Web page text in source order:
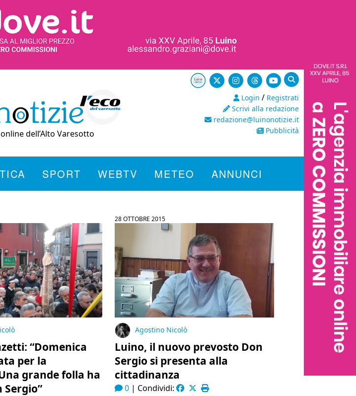
dell’Alto Varesotto
Login / Registrati
Scrivi alla redazione
redazione@luinonotizie.it
Pubblicità
SPORT WEBTV METEO ANNUNCI
“Domenica
per la
grande folla ha
Sergio”
28 OTTOBRE 2015
Agostino Nicolò
Luino, il nuovo prevosto Don
Sergio si presenta alla
cittadinanza
0| Condividi: